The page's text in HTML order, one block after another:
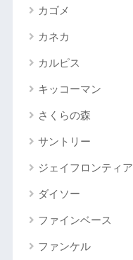
カゴメ
カネカ
カルピス
キッコーマン
さくらの森
サントリー
ジェイフロンティア
ダイソー
ファインベース
ファンケル